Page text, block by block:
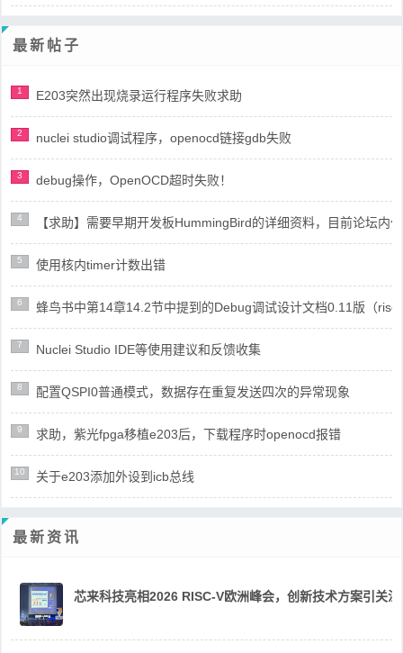
最新帖子
1 E203突然出现烧录运行程序失败求助
2 nuclei studio调试程序，openocd链接gdb失败
3 debug操作，OpenOCD超时失败！
4 【求助】需要早期开发板HummingBird的详细资料，目前论坛内
5 使用核内timer计数出错
6 蜂鸟书中第14章14.2节中提到的Debug调试设计文档0.11版（
7 Nuclei Studio IDE等使用建议和反馈收集
8 配置QSPI0普通模式，数据存在重复发送四次的异常现象
9 求助，紫光fpga移植e203后，下载程序时openocd报错
10 关于e203添加外设到icb总线
最新资讯
芯来科技亮相2026 RISC-V欧洲峰会，创新技术方案引关注